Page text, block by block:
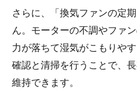
さらに、「換気ファンの定
ん。モーターの不調やファ
力が落ちて湿気がこもりや
確認と清掃を行うことで、
維持できます。